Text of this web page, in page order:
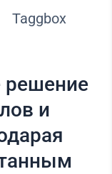
Taggbox
решение
и